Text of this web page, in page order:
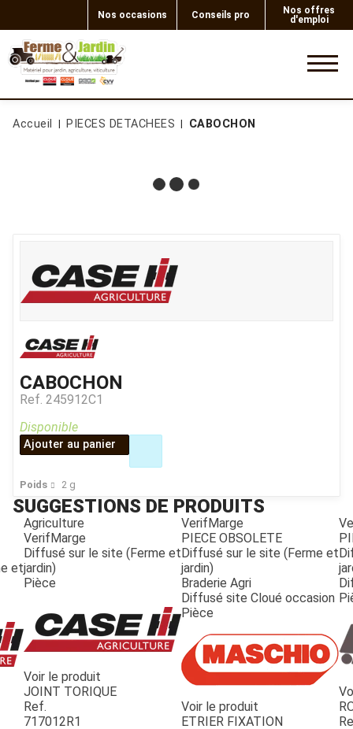
Nos occasions Conseils pro
Nos offres
d'emploi
JOUET
Accueil PIECES DETACHEES CABOCHON
CABOCHON
Ref. 245912C1
Poids 2 g
Disponible
Ajouter au panier
SUGGESTIONS DE PRODUITS
et
Agriculture
VerifMarge
Diffusé sur le site (Ferme et
jardin)
Pièce
Voir le produit
JOINT TORIQUE
Ref.
717012R1
VerifMarge
PIECE OBSOLETE
Diffusé sur le site (Ferme et
jardin)
Braderie Agri
Diffusé site Cloué occasion
Pièce
Voir le produit
ETRIER FIXATION